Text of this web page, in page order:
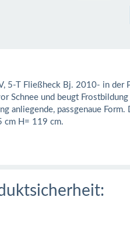
T Fließheck Bj. 2010- in der
Schnee und beugt
anliegende, passgenaue
cm H= 119 cm.